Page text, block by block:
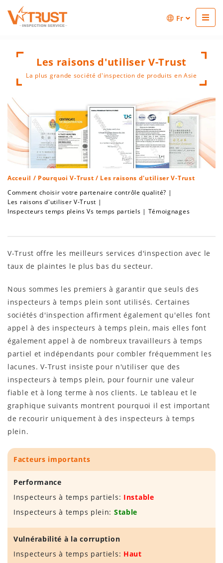
Fr
Les raisons d'utiliser V-Trust
La plus grande société d'inspection de produits en Asie
Acceuil / Pourquoi V-Trust / Les raisons d'utiliser V-Trust
Comment choisir votre partenaire contrôle qualité? |
Les raisons d'utiliser V-Trust |
Inspecteurs temps pleins Vs temps partiels | Témoignages
V-Trust offre les meilleurs services d'inspection avec le
taux de plaintes le plus bas du secteur.
Nous sommes les premiers à garantir que seuls des
inspecteurs à temps plein sont utilisés. Certaines
sociétés d'inspection affirment également qu'elles font
appel à des inspecteurs à temps plein, mais elles font
également appel à de nombreux travailleurs à temps
partiel et indépendants pour combler fréquemment les
lacunes. V-Trust insiste pour n'utiliser que des
inspecteurs à temps plein, pour fournir une valeur
fiable et à long terme à nos clients. Le tableau et le
graphique suivants montrent pourquoi il est important
de recourir uniquement à des inspecteurs à temps
plein.
Facteurs importants
Performance
Inspecteurs à temps partiels: Instable
Inspecteurs à temps plein: Stable
Vulnérabilité à la corruption
Inspecteurs à temps partiels: Haut